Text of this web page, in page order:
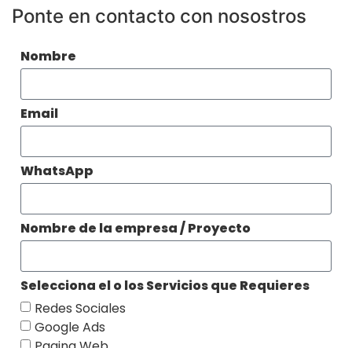
Ponte en contacto con nosostros
Nombre
Email
WhatsApp
Nombre de la empresa / Proyecto
Selecciona el o los Servicios que Requieres
Redes Sociales
Google Ads